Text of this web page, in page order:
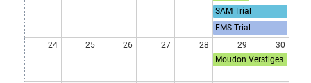
24 25 26 27 28 29 30
Grube,
Fahrverb
ot
SAM Trial
Grimmialp (BE)
FMS Trial
Grimmialp (BE)
Moudon Verstiges